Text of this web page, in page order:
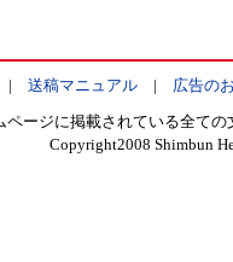
送稿マニュアル| 広告の
ページに掲載されている全て
Copyright2008 Shimbun